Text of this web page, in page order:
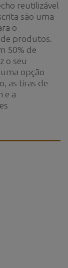
reutilizável
são uma
o
produtos.
50% de
o seu
opção
as tiras de
e a